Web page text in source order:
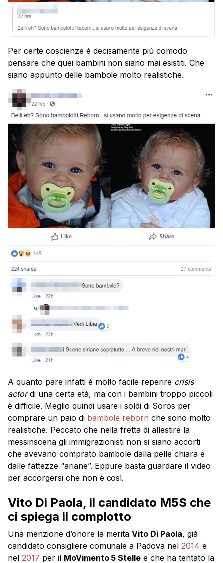
Per certe coscienze è decisamente più comodo
pensare che quei bambini non siano mai esistiti. Che
siano appunto delle bambole molto realistiche.
A quanto pare infatti è molto facile reperire crisis
actordi una certa età, ma con i bambini troppo piccoli
è difficile. Meglio quindi usare i soldi di Soros per
comprare un paio di bambole reborn che sono molto
realistiche. Peccato che nella fretta di allestire la
messinscena gli immigrazionisti non si siano accorti
che avevano comprato bambole dalla pelle chiara e
dalle fattezze “ariane”. Eppure basta guardare il video
per accorgersi che non è così.
Vito Di Paola, il candidato M5S che
ci spiega il complotto
Una menzione d’onore la merita Vito Di Paola, già
candidato consigliere comunale a Padova nel 2014 e
nel 2017 per il MoVimento 5 Stelle e che ha tentato la